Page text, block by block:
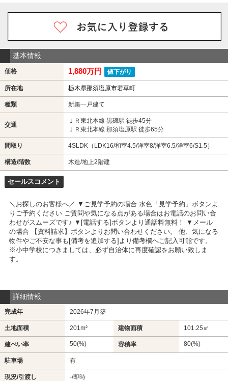
基本情報
価格 1,880万円 値下がり
所在地 栃木県那須塩原市若草町
種類 新築一戸建て
交通
ＪＲ東北本線 黒磯駅 徒歩45分
ＪＲ東北本線 那須塩原駅 徒歩65分
間取り 4SLDK（LDK16/和室4.5/洋室8/洋室6.5/洋室6/S1.5）
構造/階数 木造/地上2階建
セールスコメント
＼お探しのお客様へ／ ▼ご見学予約の場合 水色「見学予約」ボタンよ
りご予約ください ご質問や気になる点がある場合はお電話のお問い合
わせがスムーズです♪ ▼[電話する]ボタンより通話料無料！ ▼メール
の場合 【資料請求】ボタンよりお問い合わせください。 他、気になる
物件やご不安な事も[備考を追加する]より備考欄へご記入可能です。
※小中学校につきましては、必ず自治体に再度確認をお願い致しま
す。
詳細情報
完成年 2026年7月築
土地面積 201m² 建物面積 101.25㎡
建ぺい率 50(%) 容積率 80(%)
駐車場 有
現況/引渡し -/即時